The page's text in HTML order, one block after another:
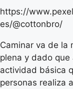
https://
es/@cottonbro/
Caminar va de la
plena y dado que
actividad básica
personas realiza